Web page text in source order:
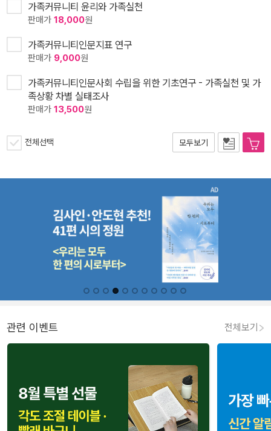
가족커뮤니티 윤리와 가족실천
판매가 18,000원
가족커뮤니티인문지표 연구
판매가 9,000원
가족커뮤니티인문사회 수립을 위한 기초연구 - 가족실천 및 가
족상황 차별 실태조사
판매가 13,500원
전체선택 모두보기
관련 이벤트 전체보기